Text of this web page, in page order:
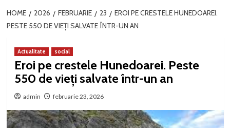
HOME 2026 FEBRUARIE 23
EROI PE CRESTELE HUNEDOAREI.
PESTE 550 DE VIEȚI SALVATE ÎNTR-UN AN
Actualitate social
Eroi pe crestele Hunedoarei. Peste
550 de vieți salvate într-un an
admin februarie 23, 2026